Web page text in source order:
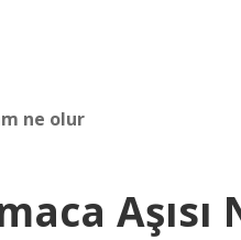
ne olur
Aşısı